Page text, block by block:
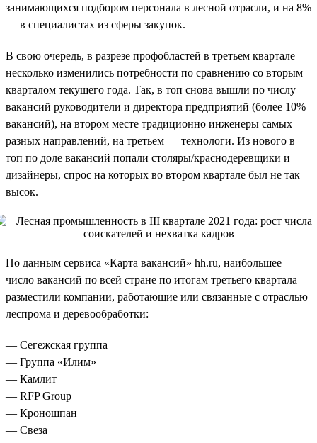
занимающихся подбором персонала в лесной отрасли, и на 8%
— в специалистах из сферы закупок.
В свою очередь, в разрезе профобластей в третьем квартале
несколько изменились потребности по сравнению со вторым
кварталом текущего года. Так, в топ снова вышли по числу
вакансий руководители и директора предприятий (более 10%
вакансий), на втором месте традиционно инженеры самых
разных направлений, на третьем — технологи. Из нового в
топ по доле вакансий попали столяры/краснодеревщики и
дизайнеры, спрос на которых во втором квартале был не так
высок.
По данным сервиса «Карта вакансий» hh.ru, наибольшее
число вакансий по всей стране по итогам третьего квартала
разместили компании, работающие или связанные с отраслью
леспрома и деревообработки:
— Сегежская группа
— Группа «Илим»
— Камлит
— RFP Group
— Кроношпан
— Свеза